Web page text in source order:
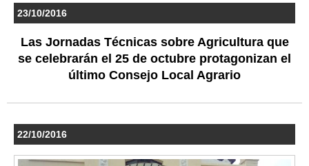
23/10/2016
Las Jornadas Técnicas sobre Agricultura que
se celebrarán el 25 de octubre protagonizan el
último Consejo Local Agrario
22/10/2016